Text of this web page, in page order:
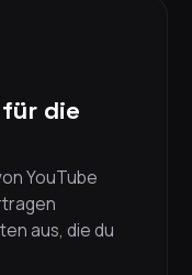
die
YouTube
aus, die du